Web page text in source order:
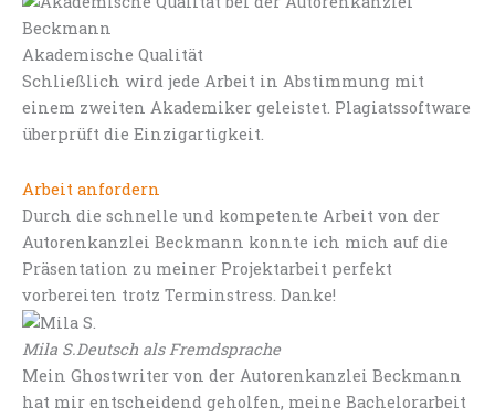
Akademische Qualität
Schließlich wird jede Arbeit in Abstimmung mit
einem zweiten Akademiker geleistet. Plagiatssoftware
überprüft die Einzigartigkeit.
Arbeit anfordern
Durch die schnelle und kompetente Arbeit von der
Autorenkanzlei Beckmann konnte ich mich auf die
Präsentation zu meiner Projektarbeit perfekt
vorbereiten trotz Terminstress. Danke!
Mila S.Deutsch als Fremdsprache
Mein Ghostwriter von der Autorenkanzlei Beckmann
hat mir entscheidend geholfen, meine Bachelorarbeit